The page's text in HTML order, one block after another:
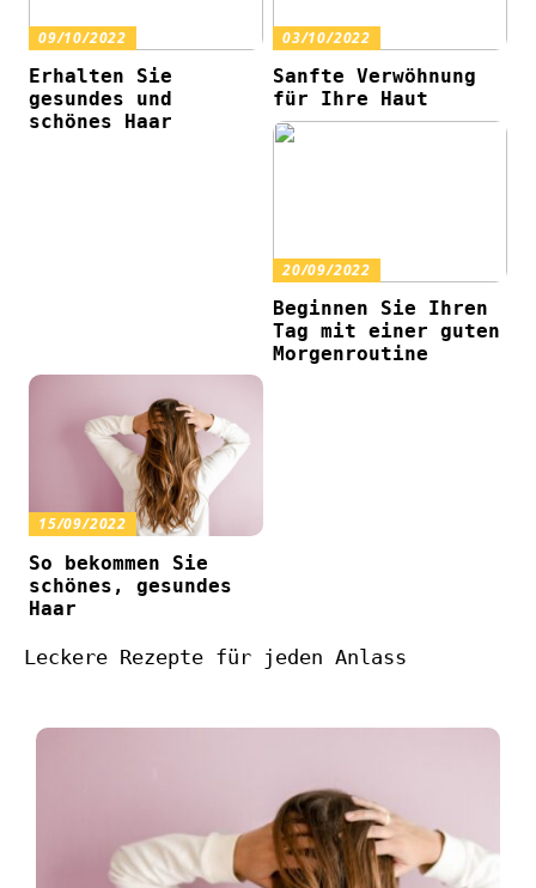
09/10/2022
Erhalten Sie
gesundes und
schönes Haar
03/10/2022
Sanfte Verwöhnung
für Ihre Haut
20/09/2022
Beginnen Sie Ihren
Tag mit einer guten
Morgenroutine
15/09/2022
So bekommen Sie
schönes, gesundes
Haar
Leckere Rezepte für jeden Anlass